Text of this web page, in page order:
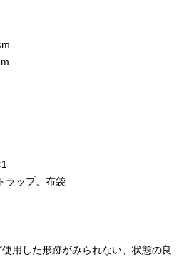
ラップ、布袋
用した形跡がみられない、状態の良